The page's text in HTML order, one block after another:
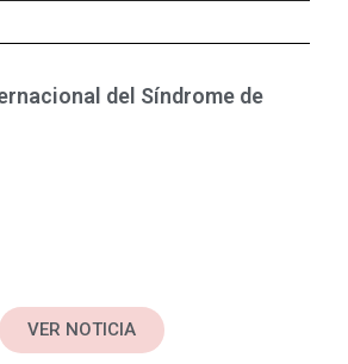
del Síndrome de
VER NOTICIA